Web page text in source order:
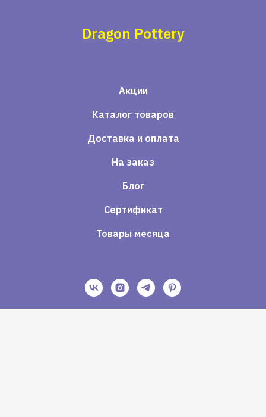
Dragon Pottery
Акции
Каталог товаров
Доставка и оплата
На заказ
Блог
Сертификат
Товары месяца